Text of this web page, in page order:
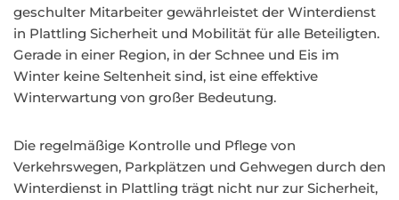
geschulter Mitarbeiter gewährleistet der Winterdienst
in Plattling Sicherheit und Mobilität für alle Beteiligten.
Gerade in einer Region, in der Schnee und Eis im
Winter keine Seltenheit sind, ist eine effektive
Winterwartung von großer Bedeutung.
Die regelmäßige Kontrolle und Pflege von
Verkehrswegen, Parkplätzen und Gehwegen durch den
Winterdienst in Plattling trägt nicht nur zur Sicherheit,